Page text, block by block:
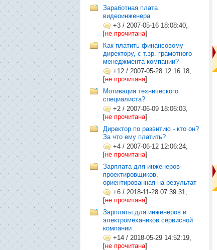
Заработная плата
видеоинженера
+3 / 2007-05-16 18:08:40,
[не прочитана]
Как платить финансовому
директору, с т.зр. грамотного
менеджмента компании?
+12 / 2007-05-28 12:16:18,
[не прочитана]
Мотивация технического
специалиста?
+2 / 2007-06-09 18:06:03,
[не прочитана]
Директор по развитию - кто он?
За что ему платить?
+4 / 2007-06-12 12:06:24,
[не прочитана]
Зарплата для инженеров-
проектировщиков,
ориентированная на результат
+6 / 2018-11-28 07:39:31,
[не прочитана]
Зарплаты для инженеров и
электромехаников сервисной
компании
+14 / 2018-05-29 14:52:19,
[не прочитана]